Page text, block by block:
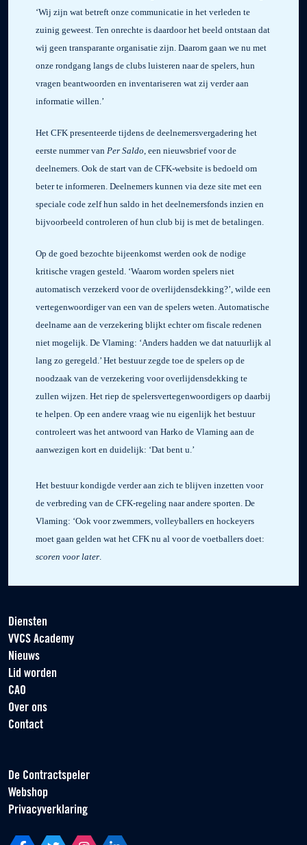
‘Wij zijn wat betreft onze communicatie in het verleden te
zuinig geweest. Ten onrechte is daardoor het beeld ontstaan dat
wij geen transparante organisatie zijn. Daarom gaan we nu met
onze rondgang langs de clubs luisteren naar de spelers, hun
vragen beantwoorden en inventariseren wat zij verder aan
informatie willen.’
Het CFK presenteerde tijdens de deelnemersvergadering het
eerste nummer van Per Saldo, een nieuwsbrief voor de
deelnemers. Ook de start van de CFK-website is bedoeld om
beter te informeren. Deelnemers kunnen via deze site met een
speciale code zelf hun saldo in het deelnemersfonds inzien en
bijvoorbeeld controleren of hun club bij is met de betalingen.
Op de goed bezochte bijeenkomst werden ook de nodige
kritische vragen gesteld. ‘Waarom worden spelers niet
automatisch verzekerd voor de overlijdensdekking?’, wilde een
vertegenwoordiger van een van de spelers weten. Automatische
deelname aan de verzekering blijkt echter om fiscale redenen
niet mogelijk. De Vlaming: ‘Anders hadden we dat natuurlijk al
lang zo geregeld.’ Het bestuur zegde toe de spelers op de
noodzaak van de verzekering voor overlijdensdekking te
zullen wijzen. Het riep de spelersvertegenwoordigers op daarbij
te helpen. Op een andere vraag wie nu eigenlijk het bestuur
controleert was het antwoord van Harko de Vlaming aan de
aanwezigen kort en duidelijk: ‘Dat bent u.’
Het bestuur kondigde verder aan zich te blijven inzetten voor
de verbreding van de CFK-regeling naar andere sporten. De
Vlaming: ‘Ook voor zwemmers, volleyballers en hockeyers
moet gaan gelden wat het CFK nu al voor de voetballers doet:
scoren voor later.
Diensten
VVCS Academy
Nieuws
Lid worden
CAO
Over ons
Contact
De Contractspeler
Webshop
Privacyverklaring